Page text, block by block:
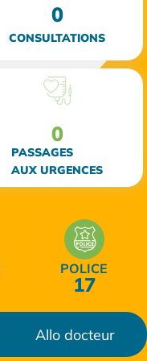
CONSULTATIONS
0
PASSAGES
AUX URGENCES
0
POLICE
17
Allo docteur